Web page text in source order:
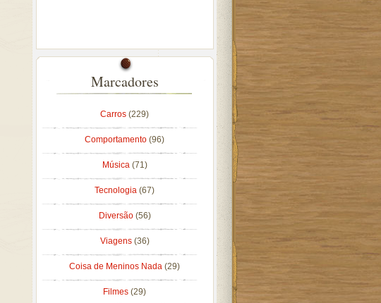
Marcadores
Carros (229)
Comportamento (96)
Música (71)
Tecnologia (67)
Diversão (56)
Viagens (36)
Coisa de Meninos Nada (29)
Filmes (29)